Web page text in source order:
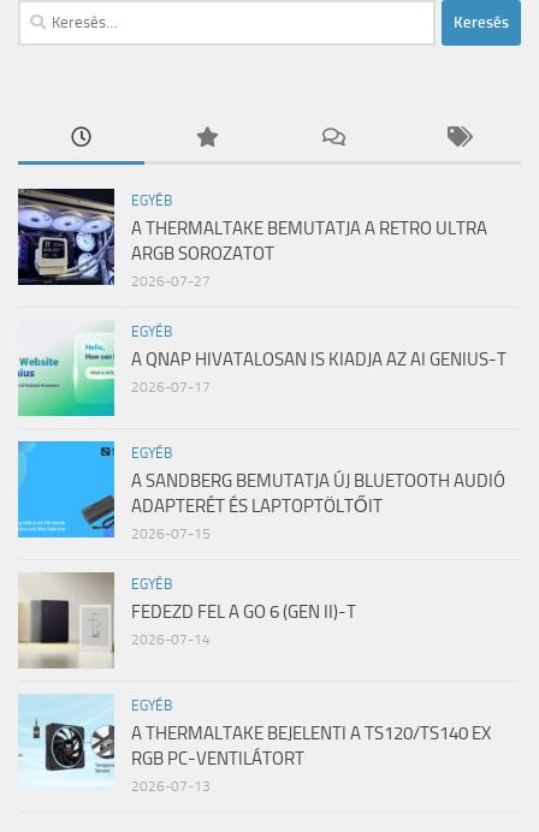
Keresés:
EGYÉB
A THERMALTAKE BEMUTATJA A RETRO ULTRA
ARGB SOROZATOT
2026-07-27
EGYÉB
A QNAP HIVATALOSAN IS KIADJA AZ AI GENIUS-T
2026-07-17
EGYÉB
A SANDBERG BEMUTATJA ÚJ BLUETOOTH AUDIÓ
ADAPTERÉT ÉS LAPTOPTÖLTŐIT
2026-07-15
EGYÉB
FEDEZD FEL A GO 6 (GEN II)-T
2026-07-14
EGYÉB
A THERMALTAKE BEJELENTI A TS120/TS140 EX
RGB PC-VENTILÁTORT
2026-07-13